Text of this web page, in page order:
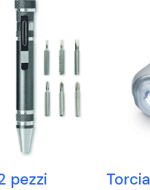
pezzi